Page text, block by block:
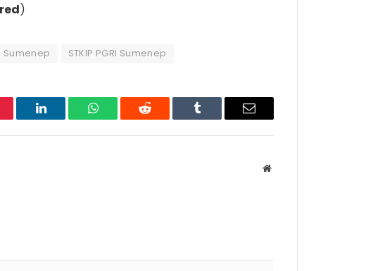
)
Sumenep STKIP PGRI Sumenep
LinkedIn WhatsAppReddit Tumblr Email
Website